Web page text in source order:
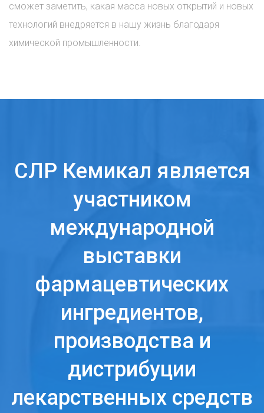
сможет заметить, какая масса новых открытий и новых
технологий внедряется в нашу жизнь благодаря
химической промышленности.
СЛР Кемикал является
участником
международной
выставки
фармацевтических
ингредиентов,
производства и
дистрибуции
лекарственных средств